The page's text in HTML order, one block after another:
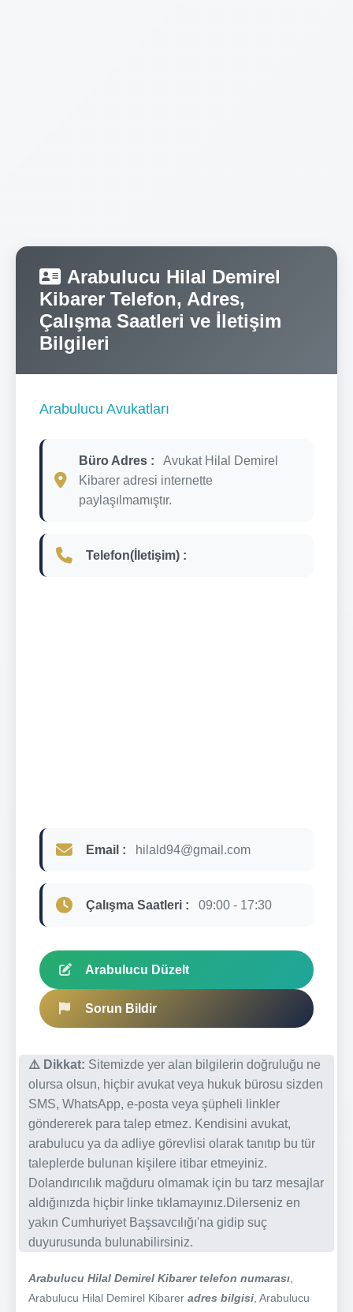
Arabulucu Hilal Demirel
Kibarer Telefon, Adres,
Çalışma Saatleri ve İletişim
Bilgileri
Arabulucu Avukatları
Büro Adres :
Avukat Hilal Demirel
Kibarer adresi internette
paylaşılmamıştır.
Telefon(İletişim) :
Email : hilald94@gmail.com
Çalışma Saatleri : 09:00 - 17:30
Arabulucu Düzelt
Sorun Bildir
⚠️ Dikkat: Sitemizde yer alan bilgilerin doğruluğu ne
olursa olsun, hiçbir avukat veya hukuk bürosu sizden
SMS, WhatsApp, e-posta veya şüpheli linkler
göndererek para talep etmez. Kendisini avukat,
arabulucu ya da adliye görevlisi olarak tanıtıp bu tür
taleplerde bulunan kişilere itibar etmeyiniz.
Dolandırıcılık mağduru olmamak için bu tarz mesajlar
aldığınızda hiçbir linke tıklamayınız.Dilerseniz en
yakın Cumhuriyet Başsavcılığı'na gidip suç
duyurusunda bulunabilirsiniz.
Arabulucu Hilal Demirel Kibarer telefon numarası
Arabulucu Hilal Demirel Kibarer adres bilgisi , Arabulucu